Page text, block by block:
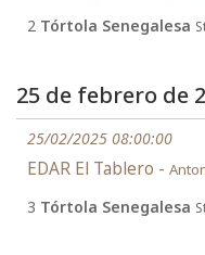
2 Tórtola Senegalesa
25 de febrero de
25/02/2025 08:00:00
EDAR El Tablero -
3 Tórtola Senegalesa